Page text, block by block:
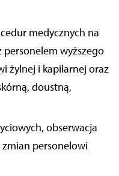
medycznych na
wyższego
żylnej i kapilarnej oraz
doustną,
obserwacja
personelowi